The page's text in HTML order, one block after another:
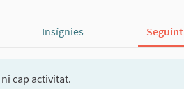
Insígnies Seguint
cap activitat.